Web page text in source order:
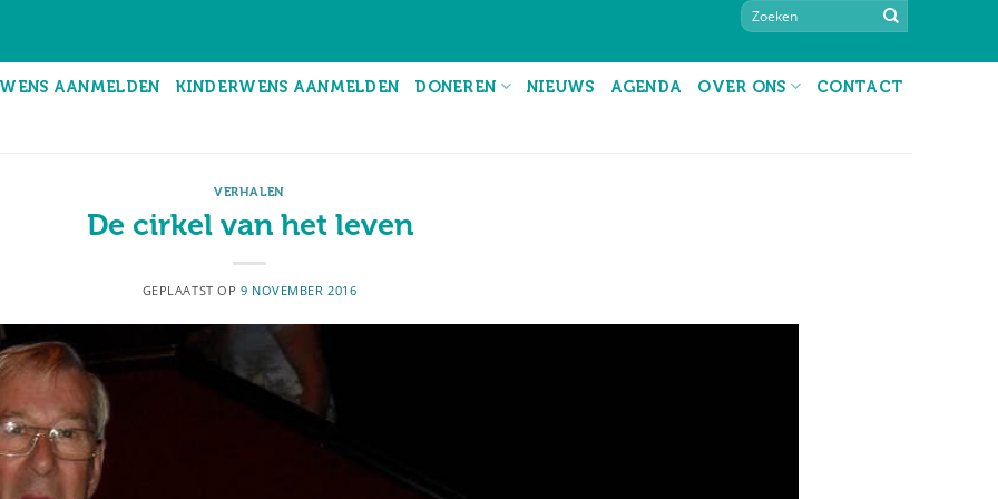
WENS AANMELDEN KINDERWENS AANMELDEN DONEREN NIEUWS AGENDA OVER ONS CONTACT
VERHALEN
De cirkel van het leven
GEPLAATST OP 9 NOVEMBER 2016